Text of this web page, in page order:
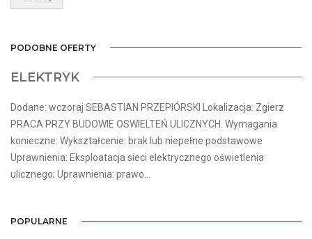
PODOBNE OFERTY
ELEKTRYK
Dodane: wczoraj SEBASTIAN PRZEPIÓRSKI Lokalizacja: Zgierz
PRACA PRZY BUDOWIE OSWIELTEŃ ULICZNYCH. Wymagania
konieczne: Wykształcenie: brak lub niepełne podstawowe
Uprawnienia: Eksploatacja sieci elektrycznego oświetlenia
ulicznego; Uprawnienia: prawo...
POPULARNE